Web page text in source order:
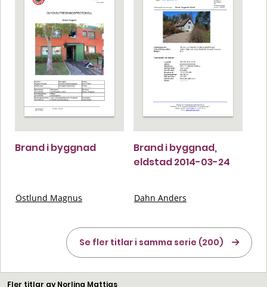
Brand i byggnad
Östlund Magnus
Brand i byggnad,
eldstad 2014-03-24
Dahn Anders
Se fler titlar i samma serie (200)
Fler titlar av Norling Mattias